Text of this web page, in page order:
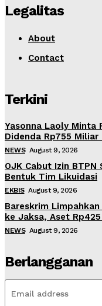
Legalitas
About
Contact
Terkini
Yasonna Laoly Minta
Didenda Rp755
NEWS August 9, 2026
OJK Cabut Izin BTPN
Bentuk Tim Likuidasi
EKBIS August 9, 2026
Bareskrim
ke Jaksa, Aset
NEWS August 9, 2026
Berlangganan